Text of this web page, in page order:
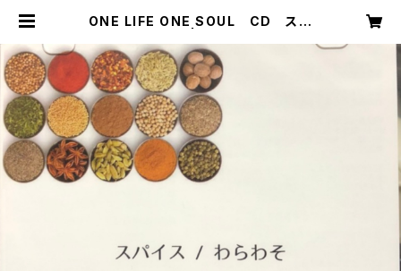
ONE LIFE ONE SOUL CD スパ